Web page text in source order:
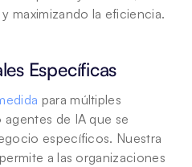
maximizando la eficiencia.
Específicas
para múltiples
de IA que se
permite a las organizaciones